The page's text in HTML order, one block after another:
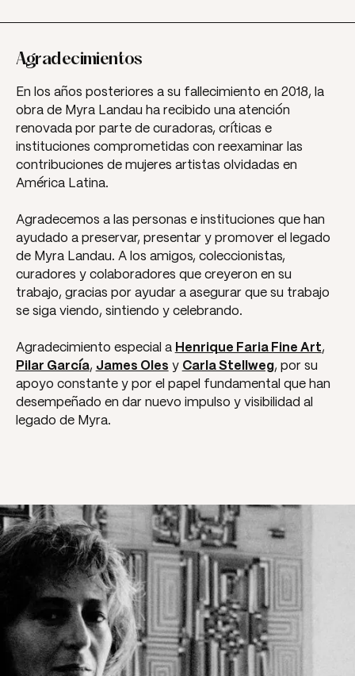
Agradecimientos
En los años posteriores a su fallecimiento en 2018, la
obra de Myra Landau ha recibido una atención
renovada por parte de curadoras, críticas e
instituciones comprometidas con reexaminar las
contribuciones de mujeres artistas olvidadas en
América Latina.
Agradecemos a las personas e instituciones que han
ayudado a preservar, presentar y promover el legado
de Myra Landau. A los amigos, coleccionistas,
curadores y colaboradores que creyeron en su
trabajo, gracias por ayudar a asegurar que su trabajo
se siga viendo, sintiendo y celebrando.
Agradecimiento especial a Henrique Faria Fine Art,
Pilar García, James Oles y Carla Stellweg, por su
apoyo constante y por el papel fundamental que han
desempeñado en dar nuevo impulso y visibilidad al
legado de Myra.